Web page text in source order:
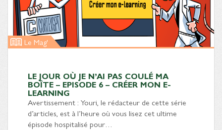
Le Mag'
LE JOUR OÙ JE N’AI PAS COULÉ MA
BOÎTE – EPISODE 6 – CRÉER MON E-
LEARNING
Avertissement : Youri, le rédacteur de cette série
d’articles, est à l’heure où vous lisez cet ultime
épisode hospitalisé pour…